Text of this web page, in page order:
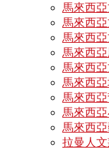
馬來西
馬來西
馬來西
馬來西
馬來西
馬來西
馬來西
馬來西
馬來西
拉曼人